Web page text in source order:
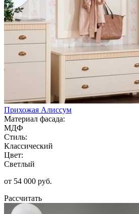
Прихожая Алиссум
Материал фасада:
МДФ
Стиль:
Классический
Цвет:
Светлый
от 54 000 руб.
Рассчитать